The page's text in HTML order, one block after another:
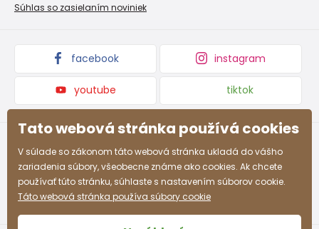
Kolekcie tovaru
Súhlas so zasielaním noviniek
facebook instagram
youtube tiktok
Tato webová stránka používá cookies
V súlade so zákonom táto webová stránka ukladá do vášho
zariadenia súbory, všeobecne známe ako cookies. Ak chcete
používať túto stránku, súhlaste s nastavením súborov cookie.
Táto webová stránka používa súbory cookie